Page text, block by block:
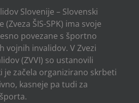
Slovenije – Slovenski
ŠIS-SPK) ima svoje
povezane s športno
vojnih invalidov. V Zvezi
(ZVVI) so ustanovili
je začela organizirano skrbeti
kasneje pa tudi za